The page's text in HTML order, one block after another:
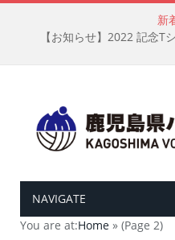
新
【お知らせ】2022 記念T
NAVIGATE
You are at:Home » (Page 2)